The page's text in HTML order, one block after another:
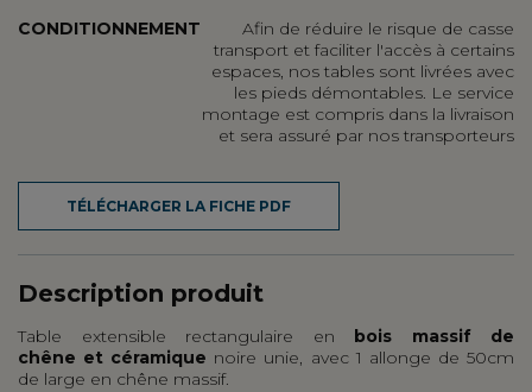
CONDITIONNEMENT
Afin de réduire le risque de casse
transport et faciliter l'accès à certains
espaces, nos tables sont livrées avec
les pieds démontables. Le service
montage est compris dans la livraison
et sera assuré par nos transporteurs
TÉLÉCHARGER LA FICHE PDF
Description produit
Table extensible rectangulaire en bois massif de
chêne et céramique noire unie, avec 1 allonge de 50cm
de large en chêne massif.